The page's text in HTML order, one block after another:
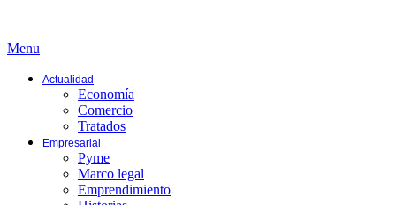
Menu
Actualidad
Economía
Comercio
Tratados
Empresarial
Pyme
Marco legal
Emprendimiento